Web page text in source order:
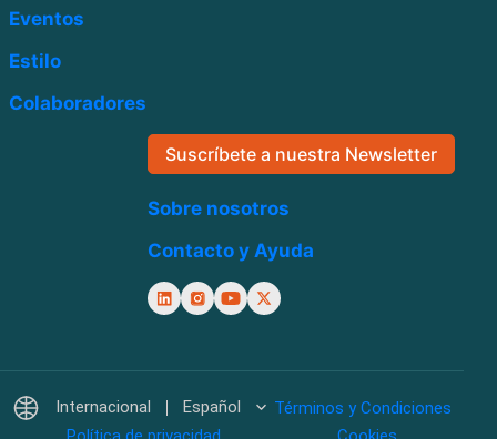
Eventos
Estilo
Colaboradores
Suscríbete a nuestra Newsletter
Sobre nosotros
Contacto y Ayuda
Internacional Español
Términos y Condiciones